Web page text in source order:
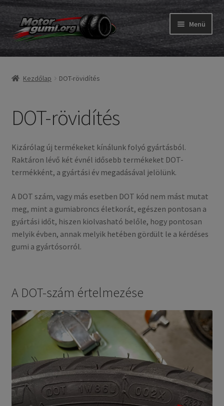
Ugrás
a
navigációhoz
Kilépés
a
tartalomba
Menü
Gumik
Expand
Belső gumi és szalag
Utasítás
Gumi ABC
DOT
Új gumik bejáratása
Tesztek
Kapcs.
Kezdőlap DOT-rövidítés
DOT-rövidítés
Kizárólag új termékeket kínálunk folyó gyártásból.
Raktáron lévő két évnél idősebb termékeket DOT-
termékként, a gyártási év megadásával jelölünk.
A DOT szám, vagy más esetben DOT kód nem mást mutat
meg, mint a gumiabroncs életkorát, egészen pontosan a
gyártási időt, hiszen kiolvasható belőle, hogy pontosan
melyik évben, annak melyik hetében gördült le a kérdéses
gumi a gyártósorról.
A DOT-szám értelmezése